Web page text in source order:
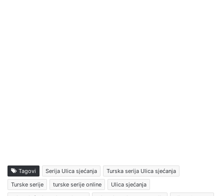
Tagovi Serija Ulica sjećanja
Turska serija Ulica sjećanja
Turske serije
turske serije online
Ulica sjećanja